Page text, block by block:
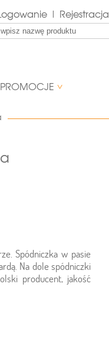
| Rejestracja
PROMOCJE
Spódniczka w pasie
Na dole spódniczki
producent, jakość